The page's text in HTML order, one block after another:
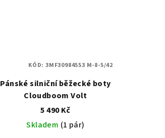
Pánské silniční běžecké boty
Cloudboom Volt
5 490 Kč
Skladem (1 pár)
KÓD: 3MF30984553 M-8-5/42